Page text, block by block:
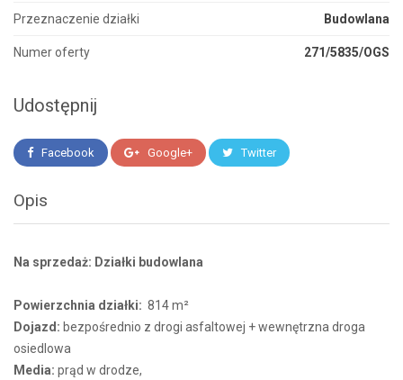
Przeznaczenie działki Budowlana
Numer oferty 271/5835/OGS
Udostępnij
Facebook Google+ Twitter
Opis
Na sprzedaż: Działki budowlana
Powierzchnia działki: 814 m²
Dojazd: bezpośrednio z drogi asfaltowej + wewnętrzna droga
osiedlowa
Media: prąd w drodze,